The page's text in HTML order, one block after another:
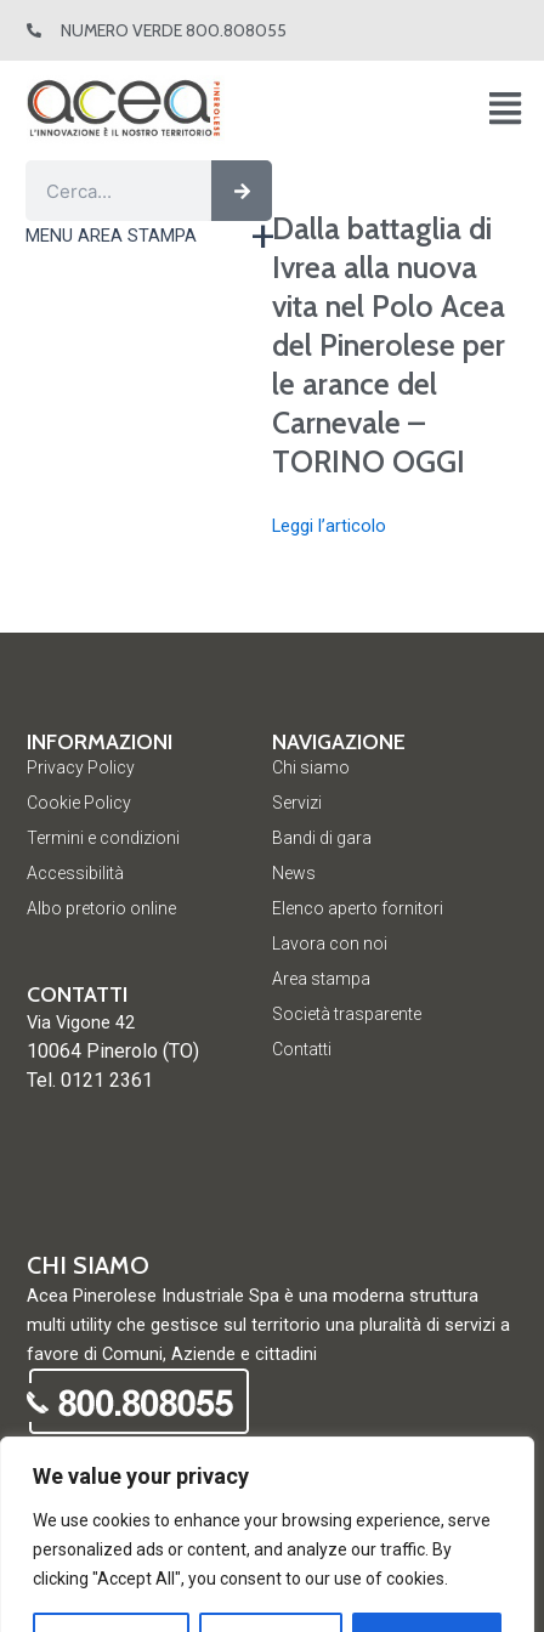
We value your privacy
We use cookies to enhance your browsing experience, serve
personalized ads or content, and analyze our traffic. By
clicking "Accept All", you consent to our use of cookies.
NUMERO VERDE 800.808055
Cerca
MENU AREA STAMPA
Dalla battaglia di
Ivrea alla nuova
vita nel Polo Acea
del Pinerolese per
le arance del
Carnevale –
TORINO OGGI
Leggi l’articolo
CHI SIAMO
Acea Pinerolese Industriale Spa è una moderna struttura
multi utility che gestisce sul territorio una pluralità di servizi a
favore di Comuni, Aziende e cittadini
NAVIGAZIONE
Chi siamo
Servizi
Bandi di gara
News
Elenco aperto fornitori
Lavora con noi
Area stampa
Società trasparente
Contatti
INFORMAZIONI
Privacy Policy
Cookie Policy
Termini e condizioni
Accessibilità
Albo pretorio online
CONTATTI
Via Vigone 42
10064 Pinerolo (TO)
Tel. 0121 2361
© Acea Pinerolese Industriale S.p.a. – Tutti i diritti riservati. Via
Vigone 42 - 10064 Pinerolo - P. Iva e Registro delle imprese di
Torino 05059960012 - Capitale Sociale
33.915.698,68 REA di Torino: 680448